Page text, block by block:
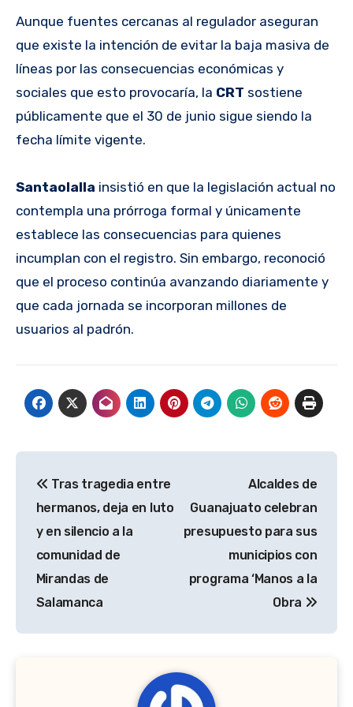
Aunque fuentes cercanas al regulador aseguran
que existe la intención de evitar la baja masiva de
líneas por las consecuencias económicas y
sociales que esto provocaría, la CRT sostiene
públicamente que el 30 de junio sigue siendo la
fecha límite vigente.
Santaolalla insistió en que la legislación actual no
contempla una prórroga formal y únicamente
establece las consecuencias para quienes
incumplan con el registro. Sin embargo, reconoció
que el proceso continúa avanzando diariamente y
que cada jornada se incorporan millones de
usuarios al padrón.
de
entradas
Tras tragedia entre
hermanos, deja en luto
y en silencio a la
comunidad de
Mirandas de
Salamanca
Alcaldes de
Guanajuato celebran
presupuesto para sus
municipios con
programa ‘Manos a la
Obra